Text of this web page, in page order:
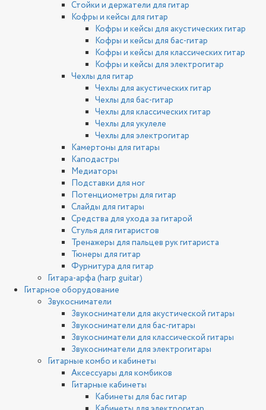
Стойки и держатели для гитар
Кофры и кейсы для гитар
Кофры и кейсы для акустических гитар
Кофры и кейсы для бас-гитар
Кофры и кейсы для классических гитар
Кофры и кейсы для электрогитар
Чехлы для гитар
Чехлы для акустических гитар
Чехлы для бас-гитар
Чехлы для классических гитар
Чехлы для укулеле
Чехлы для электрогитар
Камертоны для гитары
Каподастры
Медиаторы
Подставки для ног
Потенциометры для гитар
Слайды для гитары
Средства для ухода за гитарой
Стулья для гитаристов
Тренажеры для пальцев рук гитариста
Тюнеры для гитар
Фурнитура для гитар
Гитара-арфа (harp guitar)
Гитарное оборудование
Звукосниматели
Звукосниматели для акустической гитары
Звукосниматели для бас-гитары
Звукосниматели для классической гитары
Звукосниматели для электрогитары
Гитарные комбо и кабинеты
Аксессуары для комбиков
Гитарные кабинеты
Кабинеты для бас гитар